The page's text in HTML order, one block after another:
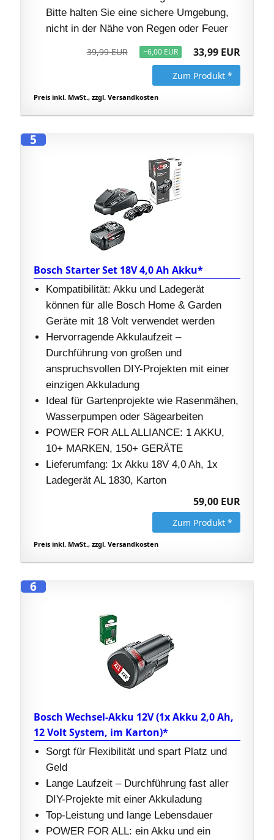
Bitte halten Sie eine sichere Umgebung,
nicht in der Nähe von Regen oder Feuer
39,99 EUR −6,00 EUR 33,99 EUR
Zum Produkt *
Preis inkl. MwSt., zzgl. Versandkosten
5
Bosch Starter Set 18V 4,0 Ah Akku*
Kompatibilität: Akku und Ladegerät
können für alle Bosch Home & Garden
Geräte mit 18 Volt verwendet werden
Hervorragende Akkulaufzeit –
Durchführung von großen und
anspruchsvollen DIY-Projekten mit einer
einzigen Akkuladung
Ideal für Gartenprojekte wie Rasenmähen,
Wasserpumpen oder Sägearbeiten
POWER FOR ALL ALLIANCE: 1 AKKU, ​
10+ MARKEN, ​150+ GERÄTE
Lieferumfang: 1x Akku 18V 4,0 Ah, 1x
Ladegerät AL 1830, Karton
59,00 EUR
Zum Produkt *
Preis inkl. MwSt., zzgl. Versandkosten
6
Bosch Wechsel-Akku 12V (1x Akku 2,0 Ah,
12 Volt System, im Karton)*
Sorgt für Flexibilität und spart Platz und
Geld
Lange Laufzeit – Durchführung fast aller
DIY-Projekte mit einer Akkuladung
Top-Leistung und lange Lebensdauer
POWER FOR ALL: ein Akku und ein